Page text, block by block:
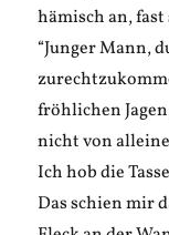
hämisch an, fast
“Junger Mann,
fröhlichen
nicht von
Ich hob die
Das schien mir